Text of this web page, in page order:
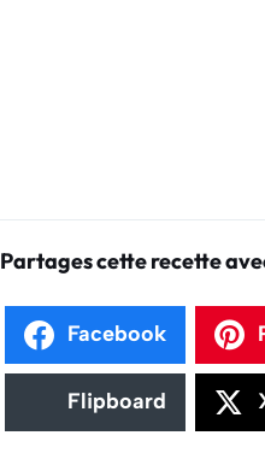
Partages cette recette
Facebook
Flipboard